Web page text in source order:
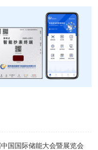
国国际储能大会暨展览会